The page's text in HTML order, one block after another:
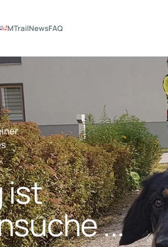
MTrailNewsFAQ
ist
...